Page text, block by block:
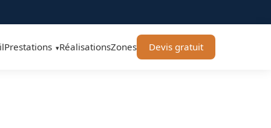
Prestations ▾RéalisationsZones Devis gratuit